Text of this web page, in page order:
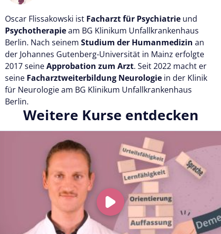
Oscar Flissakowski ist Facharzt für Psychiatrie und
Psychotherapieam BG Klinikum Unfallkrankenhaus
Berlin. Nach seinem Studium der Humanmedizin an
der Johannes Gutenberg-Universität in Mainz erfolgte
2017 seineApprobation zum Arzt. Seit 2022 macht er
seine Facharztweiterbildung Neurologie in der Klinik
für Neurologie am BG Klinikum Unfallkrankenhaus
Berlin.
Weitere Kurse entdecken